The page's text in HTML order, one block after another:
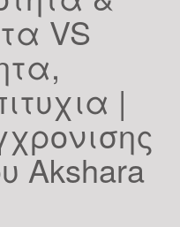
VS
|
Akshara